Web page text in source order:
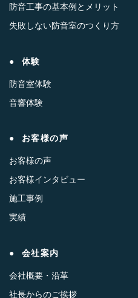
防音工事の基本例とメリット
失敗しない防音室のつくり方
体験
防音室体験
音響体験
お客様の声
お客様の声
お客様インタビュー
施工事例
実績
会社案内
会社概要・沿革
社長からのご挨拶